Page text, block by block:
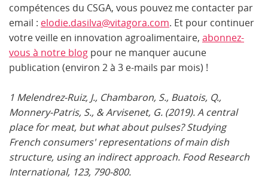
compétences du CSGA, vous pouvez me contacter par
email : elodie.dasilva@vitagora.com. Et pour continuer
votre veille en innovation agroalimentaire, abonnez-
vous à notre blog pour ne manquer aucune
publication (environ 2 à 3 e-mails par mois) !
1 Melendrez-Ruiz, J., Chambaron, S., Buatois, Q.,
Monnery-Patris, S., & Arvisenet, G. (2019). A central
place for meat, but what about pulses? Studying
French consumers' representations of main dish
structure, using an indirect approach. Food Research
International, 123, 790-800.